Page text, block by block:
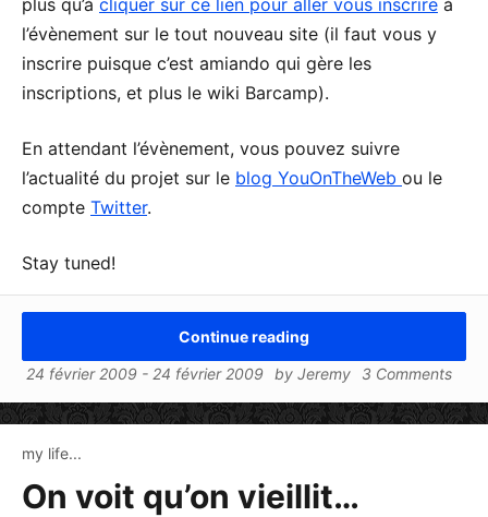
l’évènement sur le tout nouveau site (il faut vous y
inscrire puisque c’est amiando qui gère les
inscriptions, et plus le wiki Barcamp).
En attendant l’évènement, vous pouvez suivre
l’actualité du projet sur le blog YouOnTheWeb ou le
compte Twitter.
Stay tuned!
Continue reading
24 février 2009- 24 février 2009 by Jeremy 3 Comments
my life...
On voit qu’on vieillit…